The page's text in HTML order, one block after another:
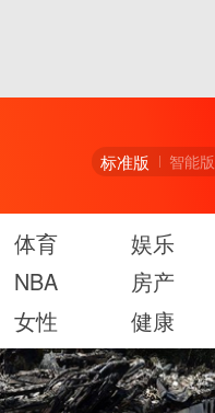
标准版 智能版
体育 娱乐
NBA 房产
女性 健康